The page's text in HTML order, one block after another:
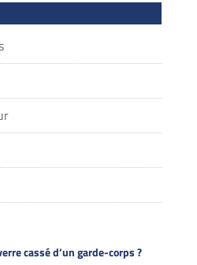
cassé d’un garde-corps ?